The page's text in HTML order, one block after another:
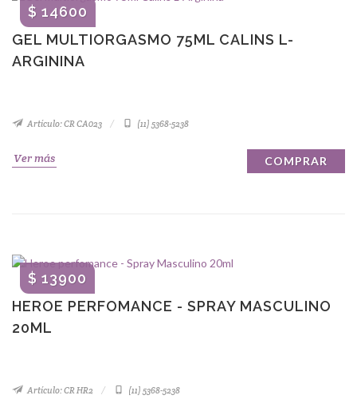
GEL MULTIORGASMO 75ML CALINS L-
ARGININA
$ 14600
Artículo: CR CA023 (11) 5368-5238
Ver más COMPRAR
HEROE PERFOMANCE - SPRAY MASCULINO
20ML
$ 13900
Artículo: CR HR2 (11) 5368-5238